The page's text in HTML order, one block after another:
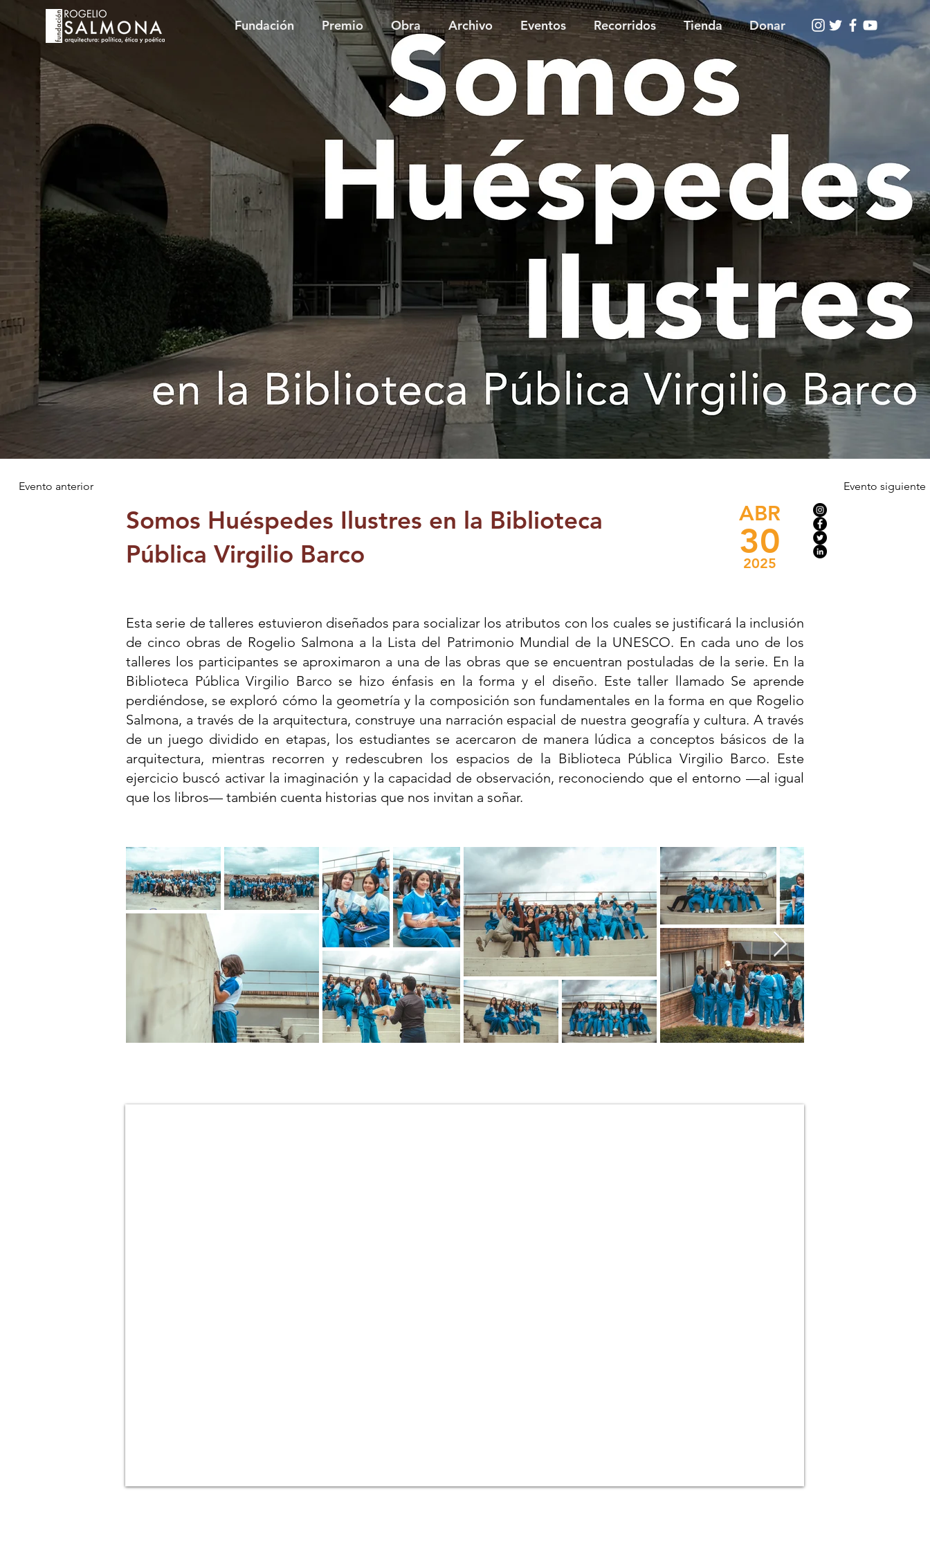
Fundación Premio Obra Archivo Eventos Recorridos Tienda Donar
Evento anterior
Somos Huéspedes Ilustres en la Biblioteca
Pública Virgilio Barco
ABR
30
2025
Evento siguiente
Esta serie de talleres estuvieron diseñados para socializar los atributos con los cuales se justificará la inclusión
de cinco obras de Rogelio Salmona a la Lista del Patrimonio Mundial de la UNESCO. En cada uno de los
talleres los participantes se aproximaron a una de las obras que se encuentran postuladas de la serie. En la
Biblioteca Pública Virgilio Barco se hizo énfasis en la forma y el diseño. Este taller llamado Se aprende
perdiéndose, se exploró cómo la geometría y la composición son fundamentales en la forma en que Rogelio
Salmona, a través de la arquitectura, construye una narración espacial de nuestra geografía y cultura. A través
de un juego dividido en etapas, los estudiantes se acercaron de manera lúdica a conceptos básicos de la
arquitectura, mientras recorren y redescubren los espacios de la Biblioteca Pública Virgilio Barco. Este
ejercicio buscó activar la imaginación y la capacidad de observación, reconociendo que el entorno —al igual
que los libros— también cuenta historias que nos invitan a soñar.